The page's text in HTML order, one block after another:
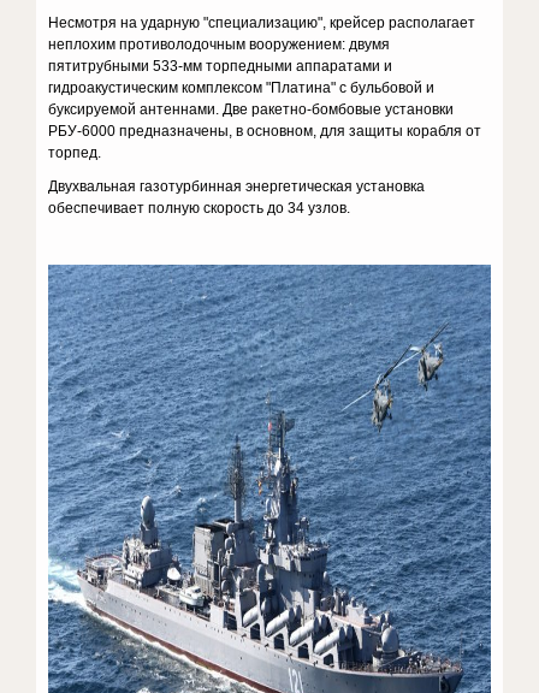
Несмотря на ударную "специализацию", крейсер располагает
неплохим противолодочным вооружением: двумя
пятитрубными 533-мм торпедными аппаратами и
гидроакустическим комплексом "Платина" с бульбовой и
буксируемой антеннами. Две ракетно-бомбовые установки
РБУ-6000 предназначены, в основном, для защиты корабля от
торпед.
Двухвальная газотурбинная энергетическая установка
обеспечивает полную скорость до 34 узлов.